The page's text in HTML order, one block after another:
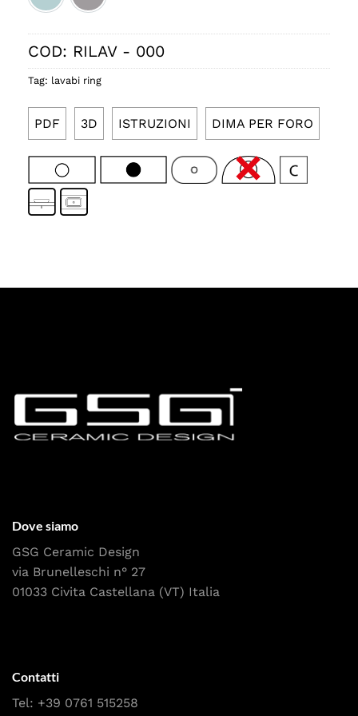
COD: RILAV - 000
Tag: lavabi ring
PDF 3D ISTRUZIONI DIMA PER FORO
Dove siamo
GSG Ceramic Design
via Brunelleschi n° 27
01033 Civita Castellana (VT) Italia
Contatti
Tel: +39 0761 515258